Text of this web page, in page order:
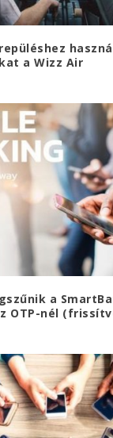
a Wizz Air
a
OTP-nél